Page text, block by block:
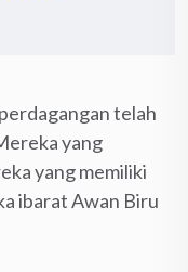
telah
yang
yang memiliki
ibarat Awan Biru